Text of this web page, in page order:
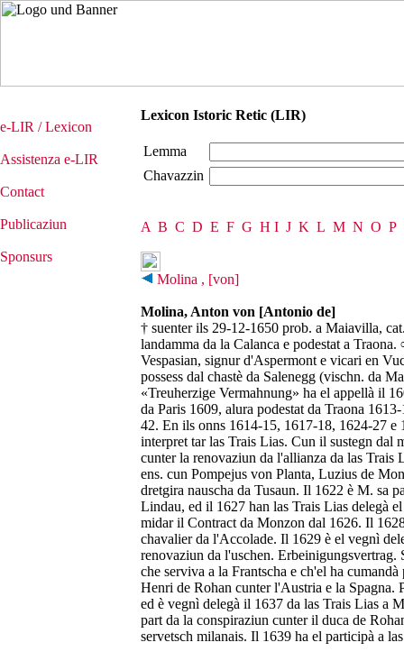
e-LIR / Lexicon
Assistenza e-LIR
Contact
Publicaziun
Sponsurs
Lexicon Istoric Retic (LIR)
Lemma
Chavazzin
A B C D E F G H I J K L M N O P
Molina , [von]
Molina, Anton von [Antonio de]
† suenter ils 29-12-1650 prob. a Maiavilla,
landamma da la Calanca e podestat a
Vespasian, signur d'Aspermont e vicari en
possess dal chastè da Salenegg (vischn. da
«Treuherzige Vermahnung» ha el appellà il
da Paris 1609, alura podestat da Traona
42. En ils onns 1614-15, 1617-18, 1624-27 e
interpret tar las Trais Lias. Cun il sustegn dal
cunter la renovaziun da l'allianza da las Trais
ens. cun Pompejus von Planta, Luzius de
dretgira nauscha da Tusaun. Il 1622 è M. sa
Lindau, ed il 1627 han las Trais Lias delegà
midar il Contract da Monzon dal 1626. Il
chavalier da l'Accolade. Il 1629 è el vegnì
renovaziun da l'uschen.
che serviva a la Frantscha e ch'el ha
Henri de Rohan cunter l'Austria e la Spagna.
ed è vegnì delegà il 1637 da las Trais Lias a
part da la conspiraziun cunter il duca de
servetsch milanais. Il 1639 ha el participà a